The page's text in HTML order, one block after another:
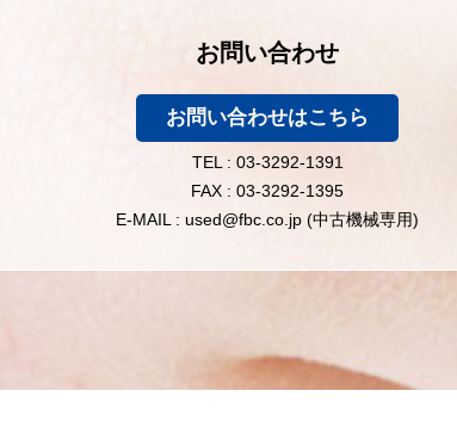
お問い合わせ
お問い合わせはこちら
TEL : 03-3292-1391
FAX : 03-3292-1395
E-MAIL : used@fbc.co.jp (中古機械専用)